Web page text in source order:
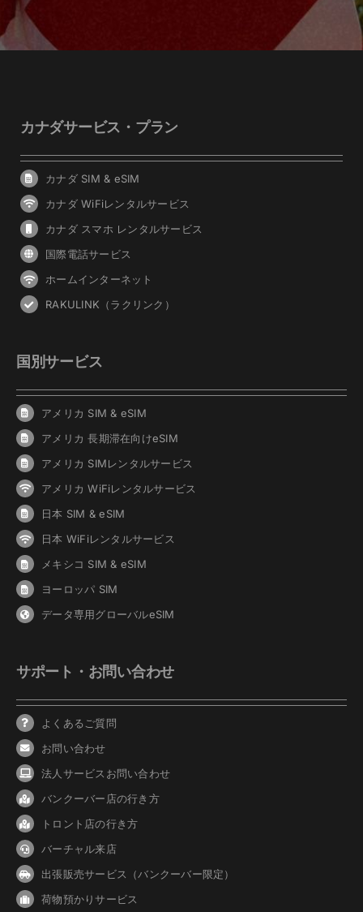
カナダサービス・プラン
カナダ SIM & eSIM
カナダ WiFiレンタルサービス
カナダ スマホ レンタルサービス
国際電話サービス
ホームインターネット
RAKULINK（ラクリンク）
国別サービス
アメリカ SIM & eSIM
アメリカ 長期滞在向けeSIM
アメリカ SIMレンタルサービス
アメリカ WiFiレンタルサービス
日本 SIM & eSIM
日本 WiFiレンタルサービス
メキシコ SIM & eSIM
ヨーロッパ SIM
データ専用グローバルeSIM
サポート・お問い合わせ
よくあるご質問
お問い合わせ
法人サービスお問い合わせ
バンクーバー 店の行き方
トロント店の行き方
バーチャル来店
出張販売サービス（バンクーバー限定）
荷物預かりサービス